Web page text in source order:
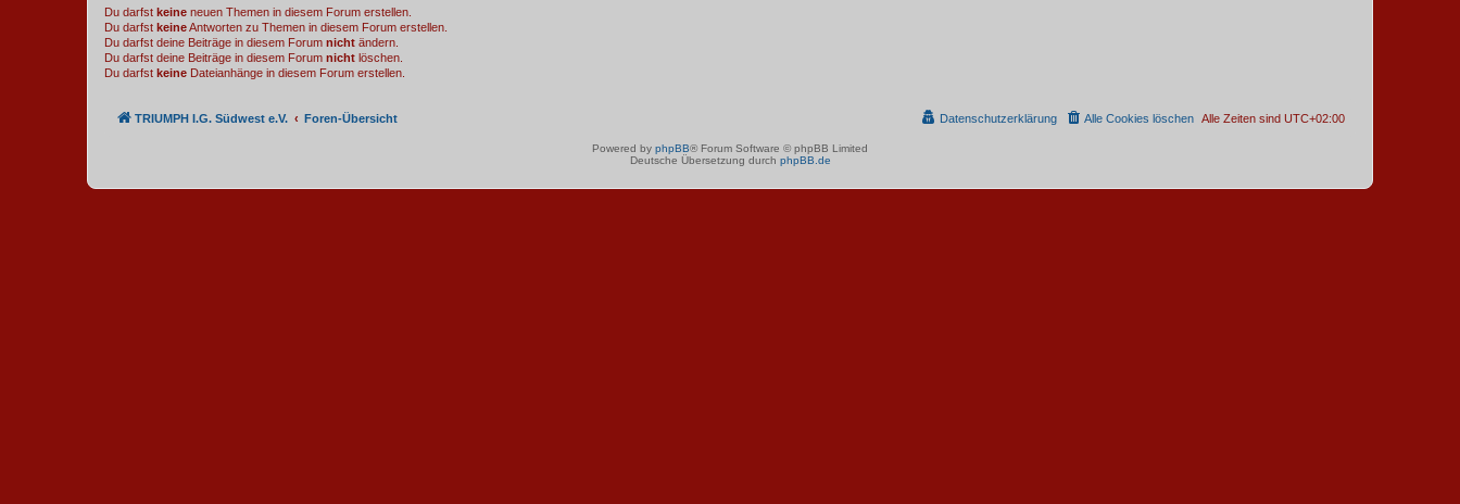
Du darfst keine neuen Themen in diesem Forum erstellen.
Du darfst keineAntworten zu Themen in diesem Forum erstellen.
Du darfst deine Beiträge in diesem Forum nicht ändern.
Du darfst deine Beiträge in diesem Forum nicht löschen.
Du darfst keine Dateianhänge in diesem Forum erstellen.
TRIUMPH I.G. Südwest e.V. Foren-Übersicht Alle Zeiten sind UTC+02:00
Alle Cookies löschen
Datenschutzerklärung
Powered by phpBB® Forum Software © phpBB Limited
Deutsche Übersetzung durch phpBB.de